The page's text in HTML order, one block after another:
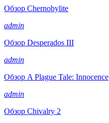
Обзор Chernobylite
admin
Обзор Desperados III
admin
Обзор A Plague Tale: Innocence
admin
Обзор Chivalry 2